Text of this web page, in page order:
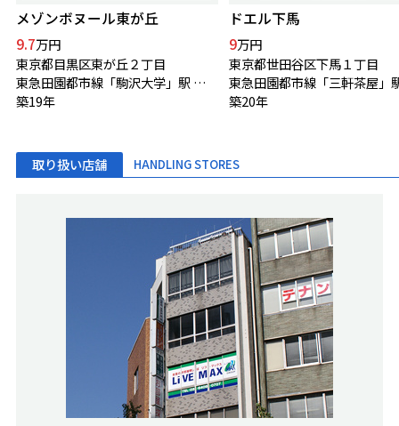
メゾンボヌール東が丘
9.7万円
東京都目黒区東が丘２丁目
東急田園都市線「駒沢大学」駅 徒歩8分
築19年
ドエル下馬
9万円
東京都世田谷区下馬１丁目
築20年
取り扱い店舗 HANDLING STORES